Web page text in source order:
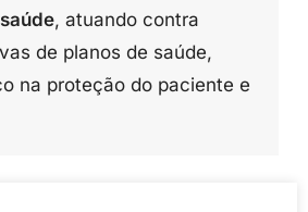
, atuando contra
de planos de saúde,
na proteção do paciente e